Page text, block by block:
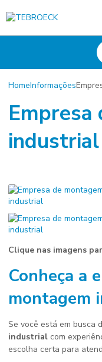
HomeInformações
Empresa
industrial
Clique nas imagens
Conheça a
montagem
Se você está em busca
industrial com
escolha certa para